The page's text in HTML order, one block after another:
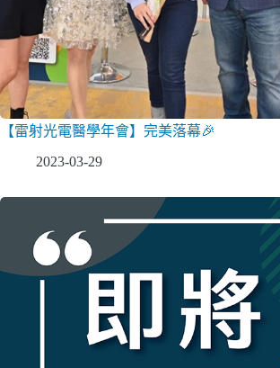
【雷射光電醫學年會】完美落幕🎉
2023-03-29